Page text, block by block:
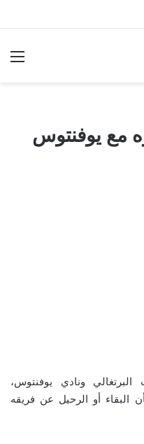
مع يوفنتوس
ونادي يوفنتوس،
البقاء أو الرحيل عن فريقه